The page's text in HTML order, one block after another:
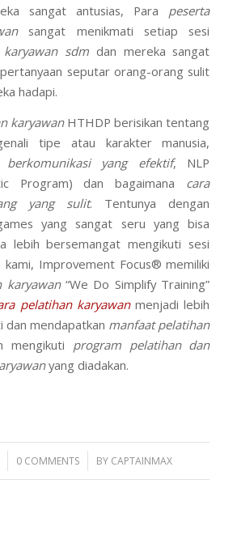
sangat antusias, Para peserta
sangat menikmati setiap sesi
sdm dan mereka sangat
seputar orang-orang sulit
hadapi.
karyawanHTHDP berisikan tentang
tipe atau karakter manusia,
berkomunikasi yang efektif, NLP
Program) dan bagaimana cara
yang sulit. Tentunya dengan
yang sangat seru yang bisa
lebih bersemangat mengikuti sesi
kami, Improvement Focus® memiliki
karyawan“We Do Simplify Training”
pelatihan karyawanmenjadi lebih
dan mendapatkan manfaat pelatihan
mengikuti program pelatihan dan
yang diadakan.
0 COMMENTS
/ BY CAPTAINMAX